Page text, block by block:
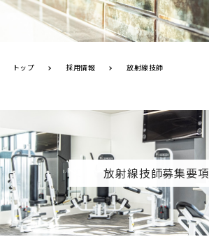
トップ 採用情報 放射線技師
放射線技師募集要項